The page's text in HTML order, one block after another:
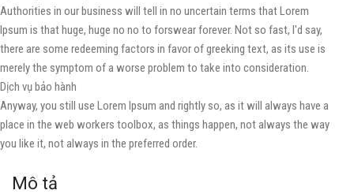
Authorities in our business will tell in no uncertain terms that Lorem
Ipsum is that huge, huge no no to forswear forever. Not so fast, I'd say,
there are some redeeming factors in favor of greeking text, as its use is
merely the symptom of a worse problem to take into consideration.
Dịch vụ bảo hành
Anyway, you still use Lorem Ipsum and rightly so, as it will always have a
place in the web workers toolbox, as things happen, not always the way
you like it, not always in the preferred order.
Mô tả